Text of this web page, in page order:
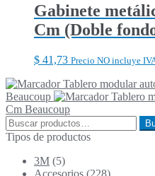
Gabinete
Cm (Doble
$ 41,73 Precio NO incluye
Tablero modular
Beaucoup
Tablero
Cm Beaucoup
Buscar
por:
Tipos de productos
3M (5)
Accesorios (228)